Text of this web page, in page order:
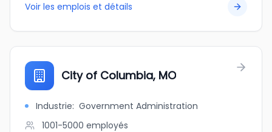
Voir les emplois et détails
City of Columbia, MO
Industrie: Government Administration
1001-5000 employés